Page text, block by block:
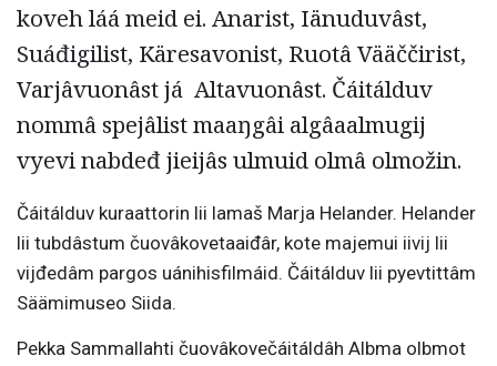
koveh láá meid ei. Anarist, Iänuduvâst,
Suáđigilist, Käresavonist, Ruotâ Vääččirist,
Varjâvuonâst já Altavuonâst. Čáitálduv
nommâ spejâlist maaŋgâi algâaalmugij
vyevi nabdeđ jieijâs ulmuid olmâ olmožin.
Čáitálduv kuraattorin lii lamaš Marja Helander. Helander
lii tubdâstum čuovâkovetaaiđâr, kote majemui iivij lii
vijđedâm pargos uánihisfilmáid. Čáitálduv lii pyevtittâm
Säämimuseo Siida.
Pekka Sammallahti čuovâkovečáitáldâh Albma olbmot